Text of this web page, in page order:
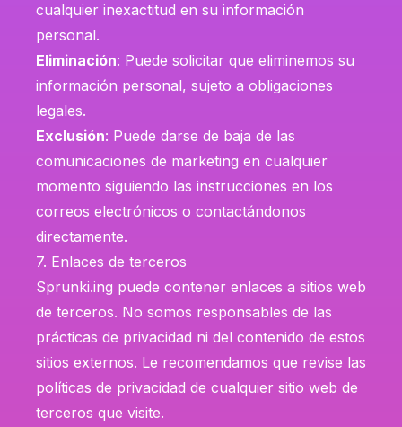
cualquier inexactitud en su información
personal.
Eliminación: Puede solicitar que eliminemos su
información personal, sujeto a obligaciones
legales.
Exclusión: Puede darse de baja de las
comunicaciones de marketing en cualquier
momento siguiendo las instrucciones en los
correos electrónicos o contactándonos
directamente.
7. Enlaces de terceros
Sprunki.ing puede contener enlaces a sitios web
de terceros. No somos responsables de las
prácticas de privacidad ni del contenido de estos
sitios externos. Le recomendamos que revise las
políticas de privacidad de cualquier sitio web de
terceros que visite.